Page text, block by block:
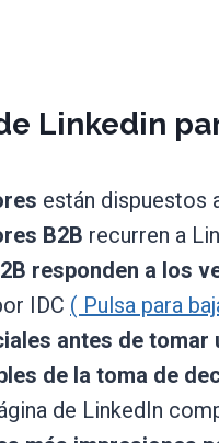
Linkedin
están dispuestos
B2B recurren a
responden a los
IDC ( Pulsa para
antes de tomar
de la toma de
de LinkedIn